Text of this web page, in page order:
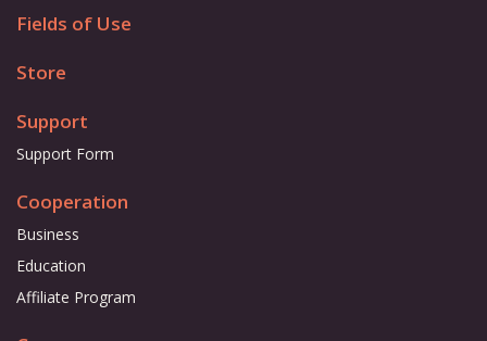
Fields of Use
Store
Support
Support Form
Cooperation
Business
Education
Affiliate Program